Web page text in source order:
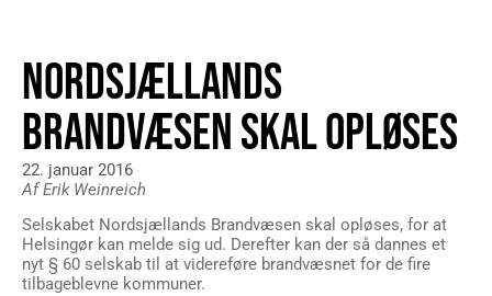
NORDSJÆLLANDS
BRANDVÆSEN SKAL OPLØSES
22. januar 2016
Af Erik Weinreich
Selskabet Nordsjællands Brandvæsen skal opløses, for at
Helsingør kan melde sig ud. Derefter kan der så dannes et
nyt § 60 selskab til at videreføre brandvæsnet for de fire
tilbageblevne kommuner.